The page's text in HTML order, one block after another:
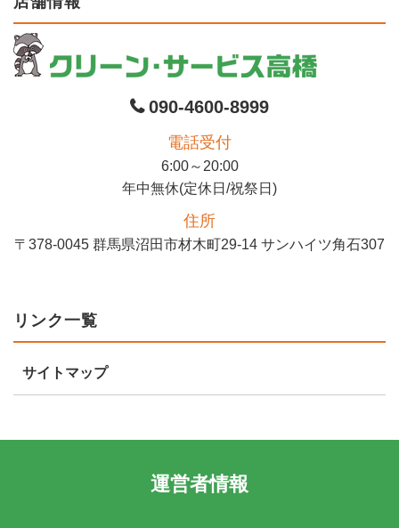
090-4600-8999
電話受付
6:00～20:00
年中無休(定休日/祝祭日)
住所
〒378-0045 群馬県沼田市材木町29-14 サンハイツ角石307
リンク一覧
サイトマップ
運営者情報